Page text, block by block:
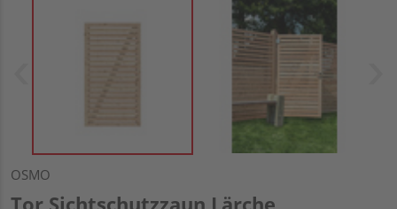
OSMO
Tor Sichtschutzzaun Lärche